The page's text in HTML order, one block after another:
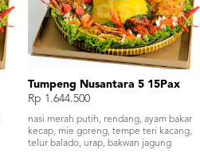
Tumpeng Nusantara 5 15Pax
Rp 1.644.500
nasi merah putih, rendang, ayam bakar
kecap, mie goreng, tempe teri kacang,
telur balado, urap, bakwan jagung